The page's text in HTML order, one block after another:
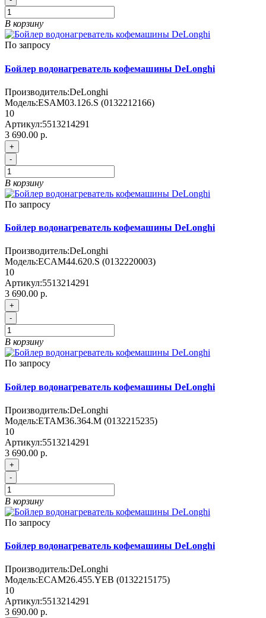
В корзину
По запросу
Бойлер водонагреватель кофемашины DeLonghi
Производитель:DeLonghi
Модель:ESAM03.126.S (0132212166)
10
Артикул:5513214291
3 690.00 р.
+
-
В корзину
По запросу
Бойлер водонагреватель кофемашины DeLonghi
Производитель:DeLonghi
Модель:ECAM44.620.S (0132220003)
10
Артикул:5513214291
3 690.00 р.
+
-
В корзину
По запросу
Бойлер водонагреватель кофемашины DeLonghi
Производитель:DeLonghi
Модель:ETAM36.364.M (0132215235)
10
Артикул:5513214291
3 690.00 р.
+
-
В корзину
По запросу
Бойлер водонагреватель кофемашины DeLonghi
Производитель:DeLonghi
Модель:ECAM26.455.YEB (0132215175)
10
Артикул:5513214291
3 690.00 р.